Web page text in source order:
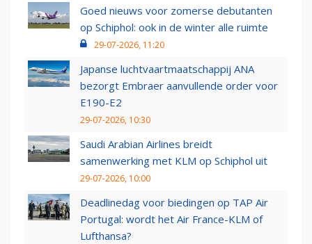
Goed nieuws voor zomerse debutanten
op Schiphol: ook in de winter alle ruimte
29-07-2026, 11:20
Japanse luchtvaartmaatschappij ANA
bezorgt Embraer aanvullende order voor
E190-E2
29-07-2026, 10:30
Saudi Arabian Airlines breidt
samenwerking met KLM op Schiphol uit
29-07-2026, 10:00
Deadlinedag voor biedingen op TAP Air
Portugal: wordt het Air France-KLM of
Lufthansa?